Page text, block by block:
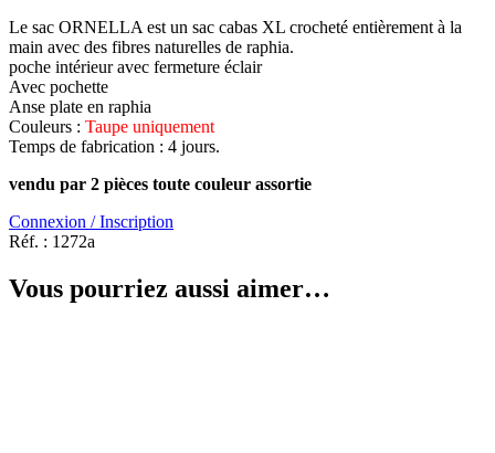
Le sac ORNELLA est un sac cabas XL crocheté entièrement à la
main avec des fibres naturelles de raphia.
poche intérieur avec fermeture éclair
Avec pochette
Anse plate en raphia
Couleurs : Taupe uniquement
Temps de fabrication : 4 jours.
vendu par 2 pièces toute couleur assortie
Connexion / Inscription
Réf. : 1272a
Vous pourriez aussi aimer…